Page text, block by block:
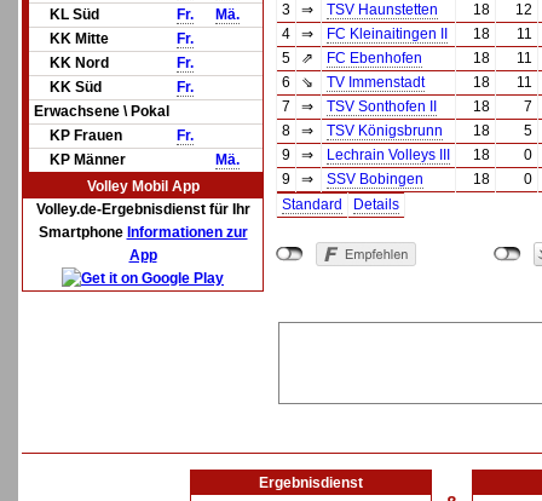
KL Süd
Fr.
Mä.
KK Mitte
Fr.
KK Nord
Fr.
KK Süd
Fr.
Erwachsene \ Pokal
KP Frauen
Fr.
KP Männer
Mä.
Volley Mobil App
Volley.de-Ergebnisdienst für Ihr
Smartphone Informationen zur
App
3
⇒ TSV Haunstetten 18
12
4
⇒ FC Kleinaitingen II 18
11
5
⇗ FC Ebenhofen 18
11
6
⇘ TV Immenstadt 18
11
7
⇒ TSV Sonthofen II 18
7
8
⇒ TSV Königsbrunn 18
5
9
⇒ Lechrain Volleys III 18
0
9
⇒ SSV Bobingen 18
0
Standard
Details
Ergebnisdienst